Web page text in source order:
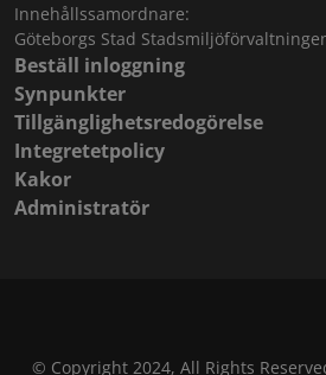
Innehållssamordnare:
Göteborgs Stad
Beställ inloggning
Synpunkter
Tillgänglighetsredogörelse
Integretetpolicy
Kakor
Administratör
© Copyright 2024, All Rights